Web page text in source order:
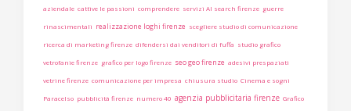
aziendale cattive le passioni comprendere servizi AI search firenze guerre
rinascimentali realizzazione loghi firenze scegliere studio di comunicazione
ricerca di marketing firenze difendersi dai venditori di fuffa studio grafico
vetrofanie firenze grafico per logo firenze seo geo firenze adesivi prespaziati
vetrine firenze comunicazione per impresa chiusura studio Cinema e sogni
Paracelso pubblicità firenze numero 40 agenzia pubblicitaria firenze Grafico